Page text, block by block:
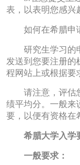
表，以表明您感兴
如何在希腊申请
研究生学习的申
发送到您要注册的
程网站上或根据要
请注意，评估您
绩平均分。一般来
要，以便有资格在
希腊大学入学
一般要求：